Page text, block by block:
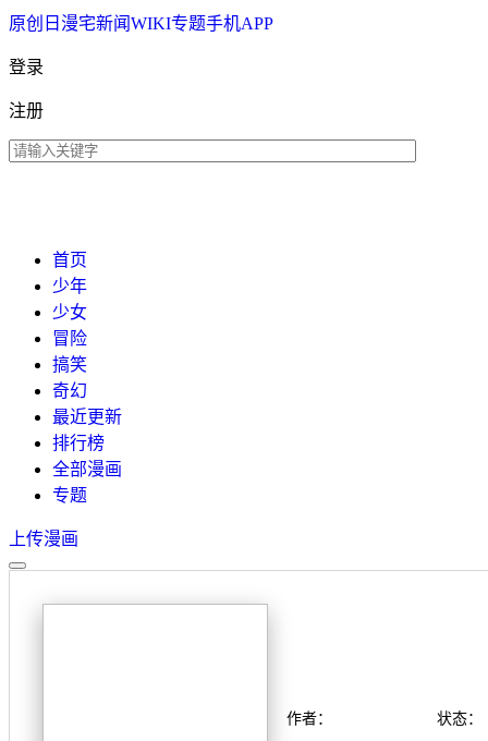
原创 日漫宅新闻WIKI专题手机APP
登录
注册
首页
少年
少女
冒险
搞笑
奇幻
最近更新
排行榜
全部漫画
专题
上传漫画
作者：
状态：